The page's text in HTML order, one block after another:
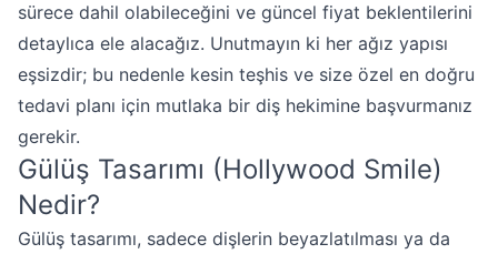
sürece dahil olabileceğini ve güncel fiyat beklentilerini
detaylıca ele alacağız. Unutmayın ki her ağız yapısı
eşsizdir; bu nedenle kesin teşhis ve size özel en doğru
tedavi planı için mutlaka bir diş hekimine başvurmanız
gerekir.
Gülüş Tasarımı (Hollywood Smile)
Nedir?
Gülüş tasarımı, sadece dişlerin beyazlatılması ya da